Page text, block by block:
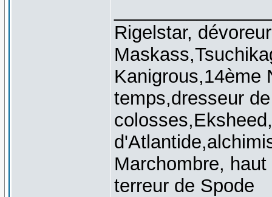
Rigelstar,
Kanigrous,14ème
temps,dresseur
Marchombre,
terreur de Spode